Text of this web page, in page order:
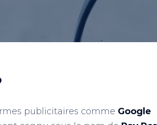
publicitaires comme Google